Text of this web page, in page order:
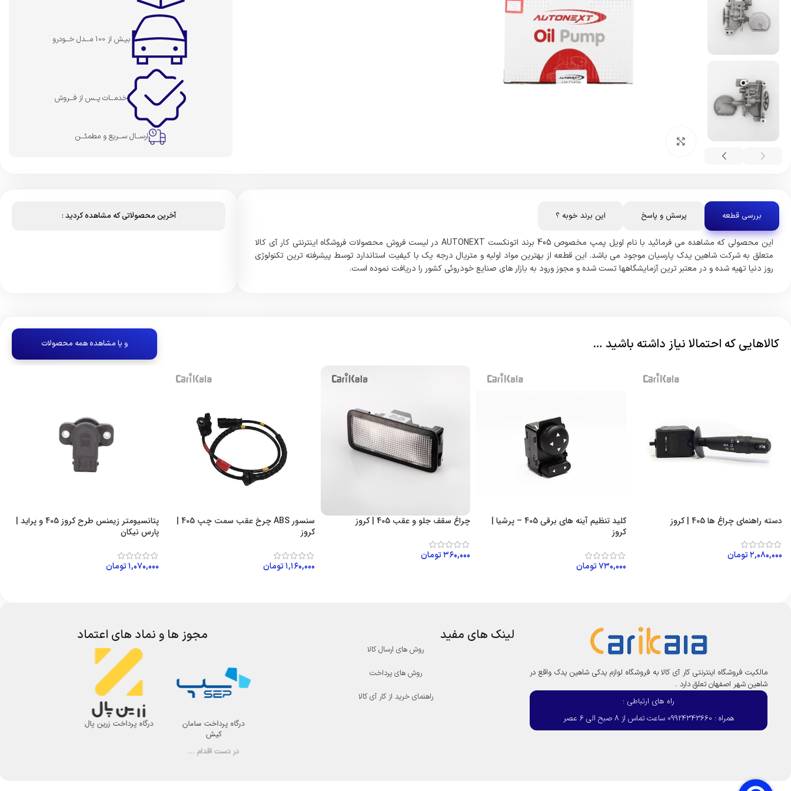
بیـش از 100 مــدل خــودرو
خدمــات پــس از فــروش
ارســال ســریع و مطمئــن
بررسی قطعه پرسش و پاسخ این برند خوبه ؟
این محصولی که مشاهده می فرمائید با نام اویل پمپ مخصوص 405 برند اتونکست AUTONEXT در لیست فروش محصولات فروشگاه اینترنتی کار آی کالا
متعلق به شرکت شاهین یدک پارسیان موجود می باشد. این قطعه از بهترین مواد اولیه و متریال درجه یک با کیفیت استاندارد توسط پیشرفته ترین تکنولوژی
روز دنیا تهیه شده و در معتبر ترین آزمایشگاهها تست شده و مجوز ورود به بازار های صنایع خودروئی کشور را دریافت نموده است.
آخرین محصولاتی که مشاهده کردید :
کالاهایی که احتمالا نیاز داشته باشید … و یا مشاهده همه محصولات
دسته راهنمای چراغ ها 405 | کروز
۲,۰۸۰,۰۰۰تومان
کلید تنظیم آینه های برقی 405 – پرشیا |
کروز
۷۳۰,۰۰۰تومان
چراغ سقف جلو و عقب 405 | کروز
۳۶۰,۰۰۰تومان
سنسور ABS چرخ عقب سمت چپ 405 |
کروز
۱,۱۶۰,۰۰۰تومان
پتانسیومتر زیمنس طرح کروز 405 و پراید |
پارس نیکان
۱,۰۷۰,۰۰۰تومان
مالکیت فروشگاه اینترنتی کار آی کالا به فروشگاه لوازم یدکی شاهین یدک واقع در
شاهین شهر اصفهان تعلق دارد .
راه های ارتباطی :
همراه : 09924343660 ساعت تماس از 8 صبح الی 6 عصر
لینک های مفید
روش های ارسال کالا
روش های پرداخت
راهنمای خرید از کار آی کالا
مجوز ها و نماد های اعتماد
درگاه پرداخت سامان
کیش
در دست اقدام ...
درگاه پرداخت زرین پال